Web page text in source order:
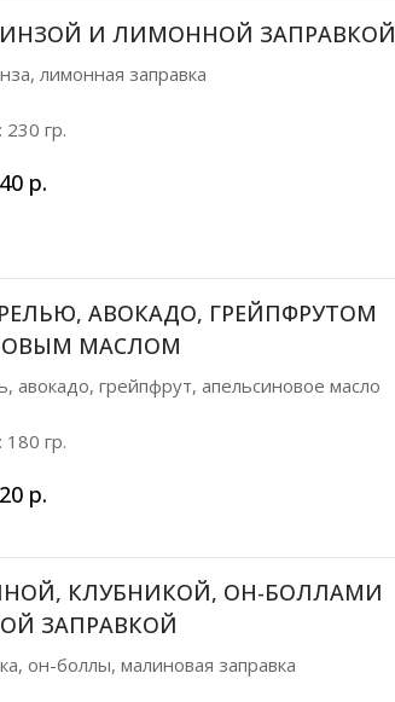
И ЛИМОННОЙ ЗАПРАВКОЙ
лимонная заправка
230 гр.
р.
АВОКАДО, ГРЕЙПФРУТОМ
МАСЛОМ
авокадо, грейпфрут, апельсиновое масло
180 гр.
р.
КЛУБНИКОЙ, ОН-БОЛЛАМИ
ЗАПРАВКОЙ
он-боллы, малиновая заправка